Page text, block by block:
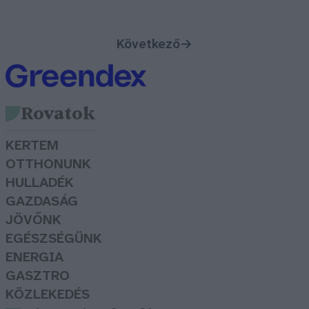
Következő→
Rovatok
KERTEM
OTTHONUNK
HULLADÉK
GAZDASÁG
JÖVŐNK
EGÉSZSÉGÜNK
ENERGIA
GASZTRO
KÖZLEKEDÉS